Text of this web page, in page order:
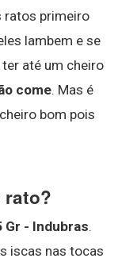
ratos primeiro
lambem e se
até um cheiro
come. Mas é
bom pois
rato?
Gr - Indubras.
iscas nas tocas